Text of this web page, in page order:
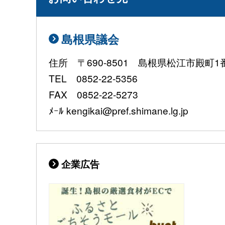
島根県議会
住所 〒690-8501 島根県松江市殿町1
TEL 0852-22-5356
FAX 0852-22-5273
ﾒｰﾙ kengikai@pref.shimane.lg.jp
企業広告